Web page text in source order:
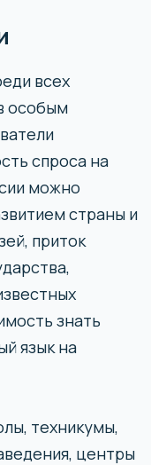
всех
особым
спроса на
можно
страны и
приток
знать
язык на
техникумы,
центры